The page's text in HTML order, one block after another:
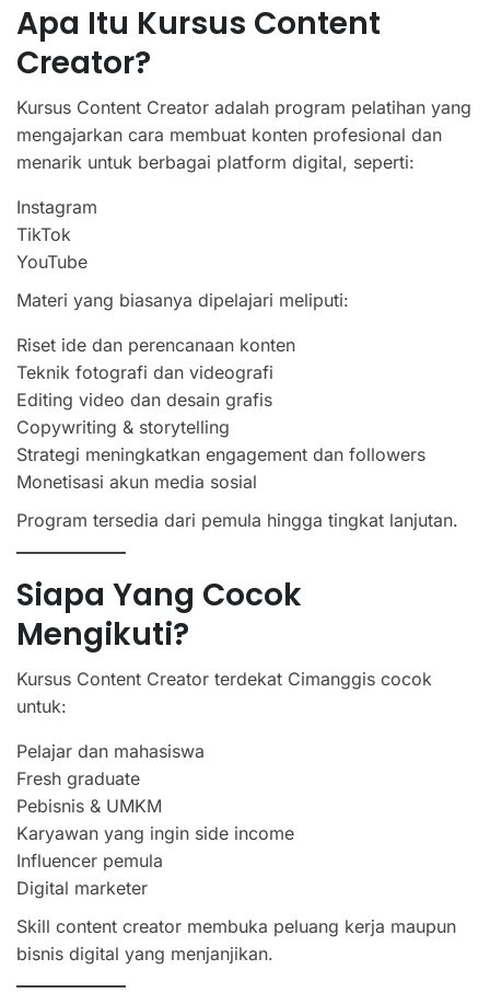
Apa Itu Kursus Content
Creator?
Kursus Content Creator adalah program pelatihan yang
mengajarkan cara membuat konten profesional dan
menarik untuk berbagai platform digital, seperti:
Instagram
TikTok
YouTube
Materi yang biasanya dipelajari meliputi:
Riset ide dan perencanaan konten
Teknik fotografi dan videografi
Editing video dan desain grafis
Copywriting & storytelling
Strategi meningkatkan engagement dan followers
Monetisasi akun media sosial
Program tersedia dari pemula hingga tingkat lanjutan.
Siapa Yang Cocok
Mengikuti?
Kursus Content Creator terdekat Cimanggis cocok
untuk:
Pelajar dan mahasiswa
Fresh graduate
Pebisnis & UMKM
Karyawan yang ingin side income
Influencer pemula
Digital marketer
Skill content creator membuka peluang kerja maupun
bisnis digital yang menjanjikan.